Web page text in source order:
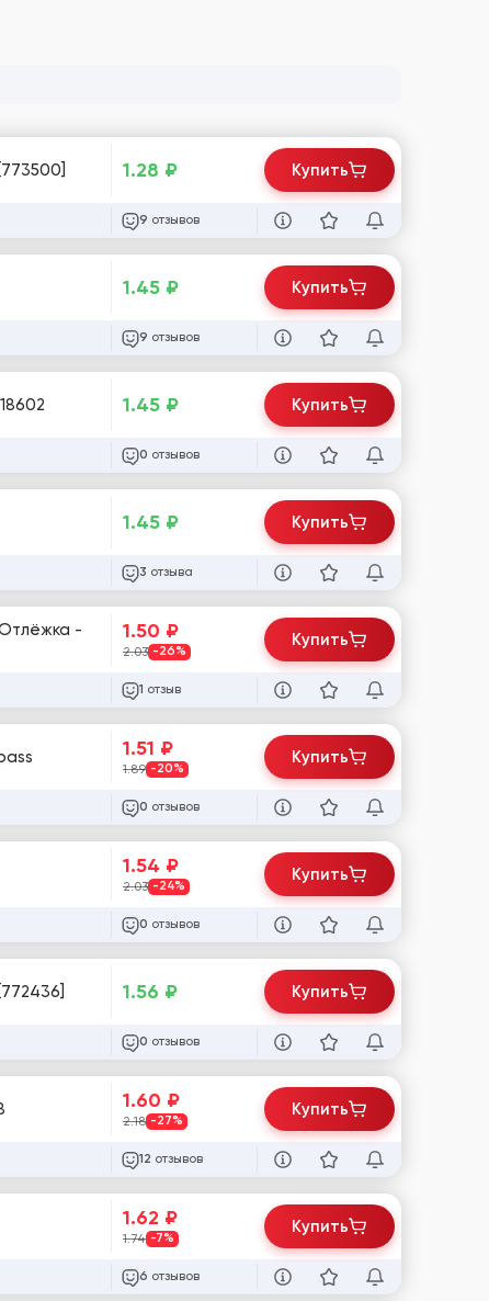
1.28 ₽
9 отзывов
Купить
1.45 ₽
9 отзывов
Купить
1.45 ₽
0 отзывов
Купить
1.45 ₽
3 отзыва
Купить
-
1.50 ₽
2.03 -26%
1 отзыв
Купить
1.51 ₽
1.89 -20%
0 отзывов
Купить
1.54 ₽
2.03 -24%
0 отзывов
Купить
1.56 ₽
0 отзывов
Купить
1.60 ₽
2.18 -27%
12 отзывов
Купить
1.62 ₽
1.74 -7%
6 отзывов
Купить